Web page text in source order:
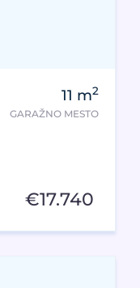
11 m2
GARAŽNO MESTO
€17.740